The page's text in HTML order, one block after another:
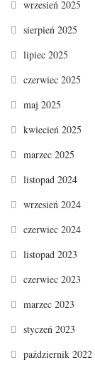
wrzesień 2025
sierpień 2025
lipiec 2025
czerwiec 2025
maj 2025
kwiecień 2025
marzec 2025
listopad 2024
wrzesień 2024
czerwiec 2024
listopad 2023
czerwiec 2023
marzec 2023
styczeń 2023
październik 2022